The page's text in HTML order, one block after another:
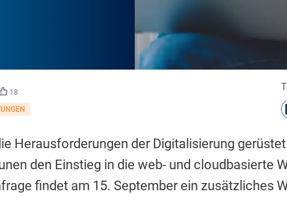
18
Herausforderungen der Digitalisierung
den Einstieg in die web- und cloudbasierte
findet am 15. September ein zusätzliches